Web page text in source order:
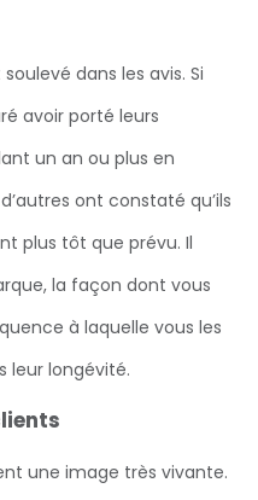
dans les avis. Si
avoir porté leurs
un an ou plus en
ont constaté qu’ils
plus tôt que prévu. Il
la façon dont vous
à laquelle vous les
leur longévité.
une image très vivante.